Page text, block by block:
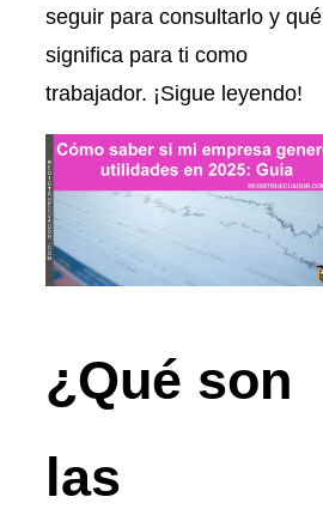
seguir para consultarlo y qué
significa para ti como
trabajador. ¡Sigue leyendo!
¿Qué son
las